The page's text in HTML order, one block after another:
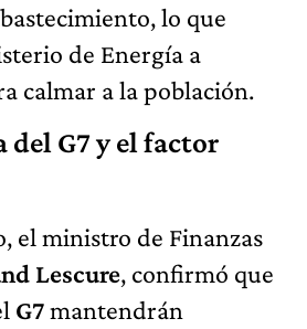
lo que
de Energía a
calmar a la población.
G7 y el factor
el ministro de Finanzas
Lescure, confirmó que
G7mantendrán